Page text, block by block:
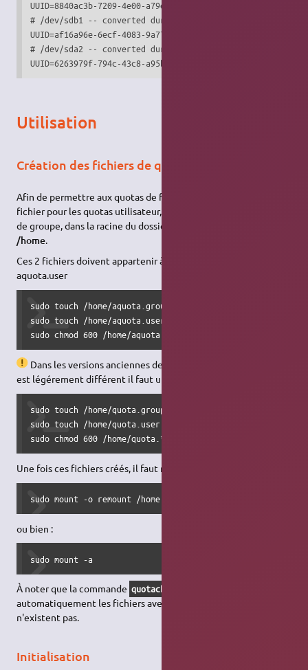
UUID=8840ac3b-7209-4e00-a79e-d393de74e0ca / ext3
# /dev/sdb1 -- converted during upgrade to edgy
UUID=af16a96e-6ecf-4083-9a77-b21fedf09e5d /home ext3
# /dev/sda2 -- converted during upgrade to edgy
UUID=6263979f-794c-43c8-a95b-b33627978928 none swap sw 0
Utilisation
Création des fichiers de quota
Afin de permettre aux quotas de fonctionner, il faut créer un
fichier pour les quotas utilisateur, et un autre pour les quotas
de groupe, dans la racine du dossier à protéger. Ici il s'agit de
/home.
Ces 2 fichiers doivent appartenir à l'utilisateur
aquota.user
sudo touch /home/aquota.group   #Création du fichier
sudo touch /home/aquota.user  #Création du fichier
sudo chmod 600 /home/aquota.*
Dans les versions anciennes de Ubuntu le nom des fichiers
est légérement différent il faut utiliser :
sudo touch /home/quota.group   #Création du fichier pour
sudo touch /home/quota.user  #Création du fichier pour
sudo chmod 600 /home/quota.*
Une fois ces fichiers créés, il faut remonter la partition :
sudo mount -o remount /home
ou bien :
sudo mount -a
À noter que la commande quotacheck -cguvf /home
automatiquement les fichiers avec les droits ad hoc s'ils
n'existent pas.
Initialisation